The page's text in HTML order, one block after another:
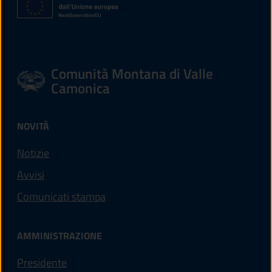
Comunità Montana di Valle
Camonica
NOVITÀ
Notizie
Avvisi
Comunicati stampa
AMMINISTRAZIONE
Presidente